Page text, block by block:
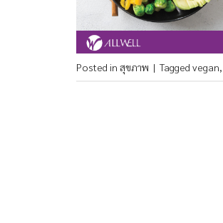
Posted in สุขภาพ | Tagged vegan